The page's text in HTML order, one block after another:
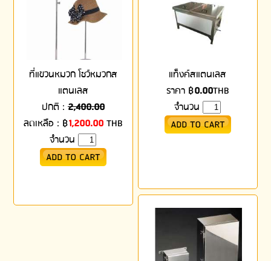
ที่แขวนหมวก โชว์หมวกส
แตนเลส
ปกติ : 2,400.00
ลดเหลือ : ฿1,200.00 THB
จำนวน
แท็งค์สแตนเลส
ราคา ฿0.00THB
จำนวน